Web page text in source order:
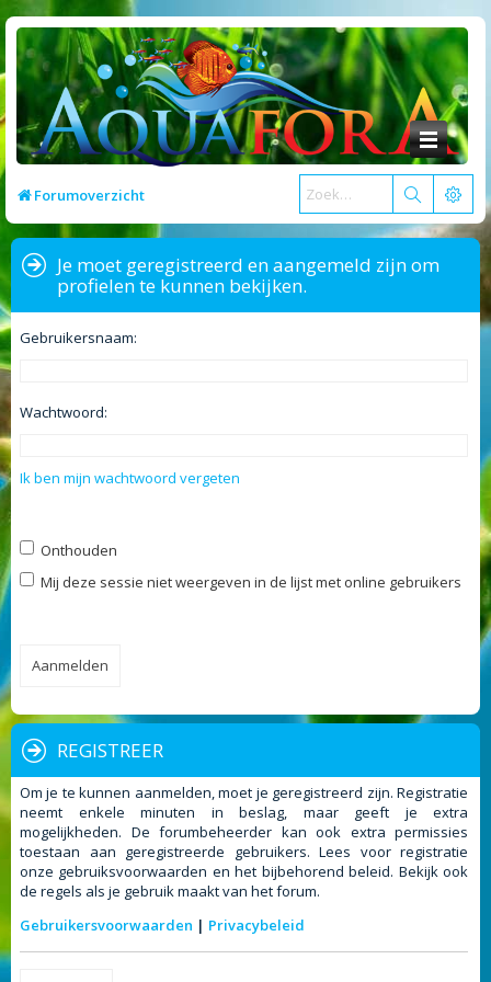
Forumoverzicht
Je moet geregistreerd en aangemeld zijn om
profielen te kunnen bekijken.
Gebruikersnaam:
Wachtwoord:
Ik ben mijn wachtwoord vergeten
Onthouden
Mij deze sessie niet weergeven in de lijst met online gebruikers
REGISTREER
Om je te kunnen aanmelden, moet je geregistreerd zijn. Registratie
neemt enkele minuten in beslag, maar geeft je extra
mogelijkheden. De forumbeheerder kan ook extra permissies
toestaan aan geregistreerde gebruikers. Lees voor registratie
onze gebruiksvoorwaarden en het bijbehorend beleid. Bekijk ook
de regels als je gebruik maakt van het forum.
Gebruikersvoorwaarden | Privacybeleid